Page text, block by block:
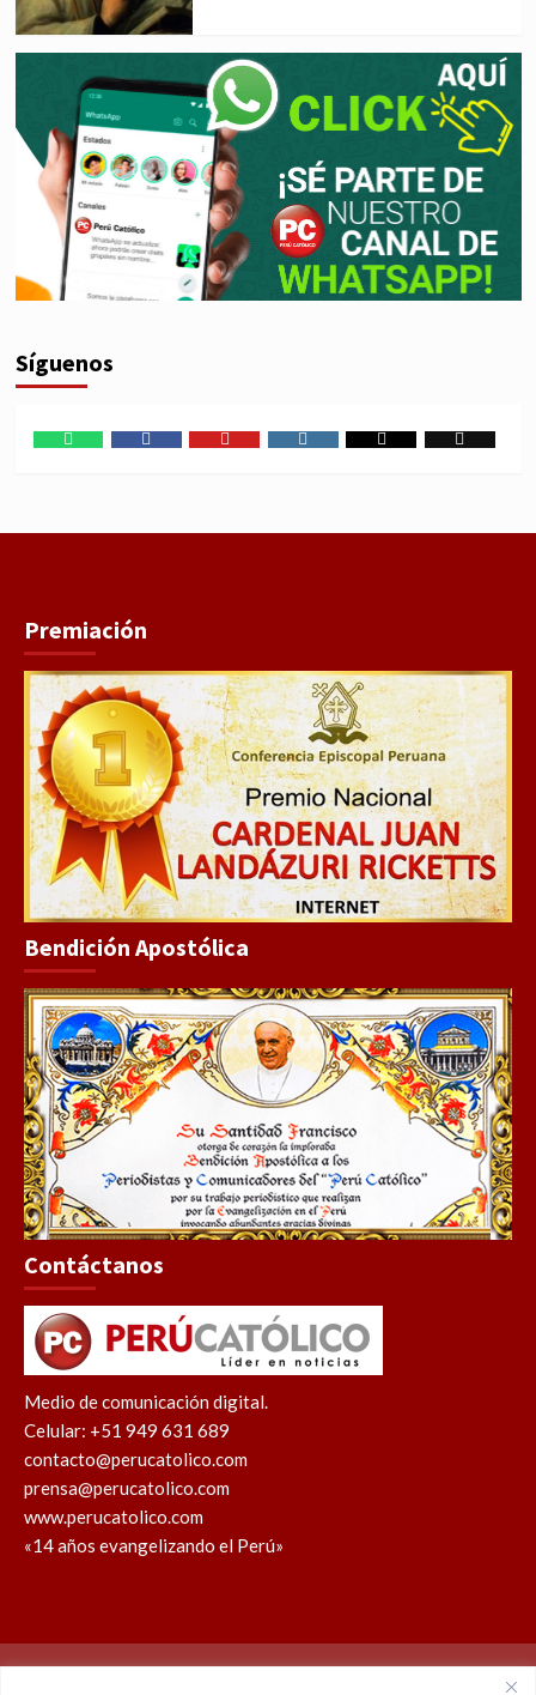
Síguenos
Premiación
Bendición Apostólica
Contáctanos
Medio de comunicación digital.
Celular: +51 949 631 689
contacto@perucatolico.com
prensa@perucatolico.com
www.perucatolico.com
«14 años evangelizando el Perú»
Política de cookies Política de privacidad